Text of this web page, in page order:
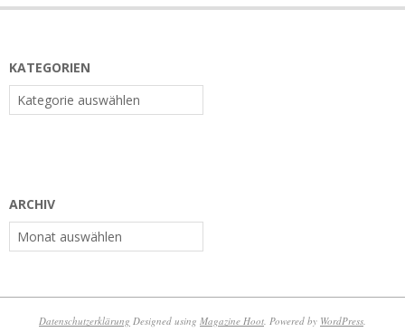
KATEGORIEN
Kategorien
ARCHIV
Archiv
Datenschutzerklärung Designed using Magazine Hoot . Powered by WordPress